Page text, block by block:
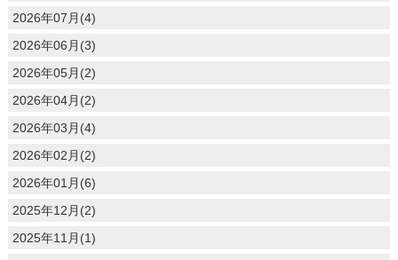
2026年07月(4)
2026年06月(3)
2026年05月(2)
2026年04月(2)
2026年03月(4)
2026年02月(2)
2026年01月(6)
2025年12月(2)
2025年11月(1)